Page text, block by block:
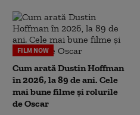
FILM NOW
Cum arată Dustin Hoffman
în 2026, la 89 de ani. Cele
mai bune filme și rolurile
de Oscar